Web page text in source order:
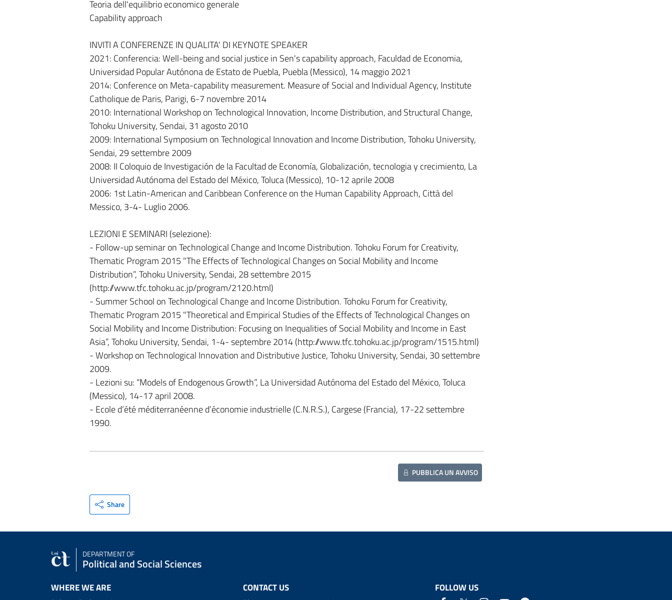
Teoria dell'equilibrio economico generale
Capability approach
INVITI A CONFERENZE IN QUALITA' DI KEYNOTE SPEAKER
2021: Conferencia: Well-being and social justice in Sen's capability approach, Faculdad de Economia,
Universidad Popular Autónona de Estato de Puebla, Puebla (Messico), 14 maggio 2021
2014: Conference on Meta-capability measurement. Measure of Social and Individual Agency, Institute
Catholique de Paris, Parigi, 6-7 novembre 2014
2010: International Workshop on Technological Innovation, Income Distribution, and Structural Change,
Tohoku University, Sendai, 31 agosto 2010
2009: International Symposium on Technological Innovation and Income Distribution, Tohoku University,
Sendai, 29 settembre 2009
2008: II Coloquio de Investigación de la Facultad de Economía, Globalización, tecnologia y crecimiento, La
Universidad Autónoma del Estado del México, Toluca (Messico), 10-12 aprile 2008
2006: 1st Latin-American and Caribbean Conference on the Human Capability Approach, Città del
Messico, 3-4- Luglio 2006.
LEZIONI E SEMINARI (selezione):
- Follow-up seminar on Technological Change and Income Distribution. Tohoku Forum for Creativity,
Thematic Program 2015 "The Effects of Technological Changes on Social Mobility and Income
Distribution”, Tohoku University, Sendai, 28 settembre 2015
(http://www.tfc.tohoku.ac.jp/program/2120.html)
- Summer School on Technological Change and Income Distribution. Tohoku Forum for Creativity,
Thematic Program 2015 "Theoretical and Empirical Studies of the Effects of Technological Changes on
Social Mobility and Income Distribution: Focusing on Inequalities of Social Mobility and Income in East
Asia”, Tohoku University, Sendai, 1-4- septembre 2014 (http://www.tfc.tohoku.ac.jp/program/1515.html)
- Workshop on Technological Innovation and Distributive Justice, Tohoku University, Sendai, 30 settembre
2009.
- Lezioni su: “Models of Endogenous Growth”, La Universidad Autónoma del Estado del México, Toluca
(Messico), 14-17 april 2008.
- Ecole d’été méditerranéenne d’économie industrielle (C.N.R.S.), Cargese (Francia), 17-22 settembre
1990.
PUBBLICA UN AVVISO
Share
DEPARTMENT OF
Political and Social Sciences
WHERE WE ARE CONTACT US FOLLOW US